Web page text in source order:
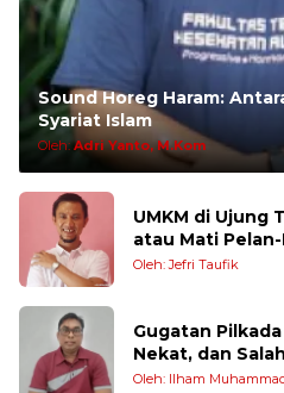
Sound Horeg Haram:
Syariat Islam
Oleh:Adri Yanto, M.Kom
UMKM di Ujung
atau Mati
Oleh: Jefri Taufik
Gugatan
Nekat, dan
Oleh: Ilham